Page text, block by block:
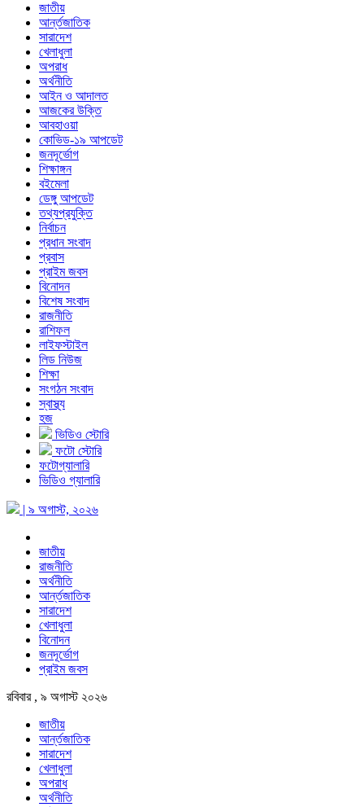
জাতীয়
আর্ন্তজাতিক
সারাদেশ
খেলাধুলা
অপরাধ
অর্থনীতি
আইন ও আদালত
আজকের উক্তি
আবহাওয়া
কোভিড-১৯ আপডেট
জনদূর্ভোগ
শিক্ষাঙ্গন
বইমেলা
ডেঙ্গু আপডেট
তথ্যপ্রযুক্তি
নির্বাচন
প্রধান সংবাদ
প্রবাস
প্রাইম জবস
বিনোদন
বিশেষ সংবাদ
রাজনীতি
রাশিফল
লাইফস্টাইল
লিড নিউজ
শিক্ষা
সংগঠন সংবাদ
স্বাস্থ্য
হজ
ভিডিও স্টোরি
ফটো স্টোরি
ফটোগ্যালারি
ভিডিও গ্যালারি
| ৯ অগাস্ট, ২০২৬
জাতীয়
রাজনীতি
অর্থনীতি
আর্ন্তজাতিক
সারাদেশ
খেলাধুলা
বিনোদন
জনদূর্ভোগ
প্রাইম জবস
রবিবার , ৯ অগাস্ট ২০২৬
জাতীয়
আর্ন্তজাতিক
সারাদেশ
খেলাধুলা
অপরাধ
অর্থনীতি